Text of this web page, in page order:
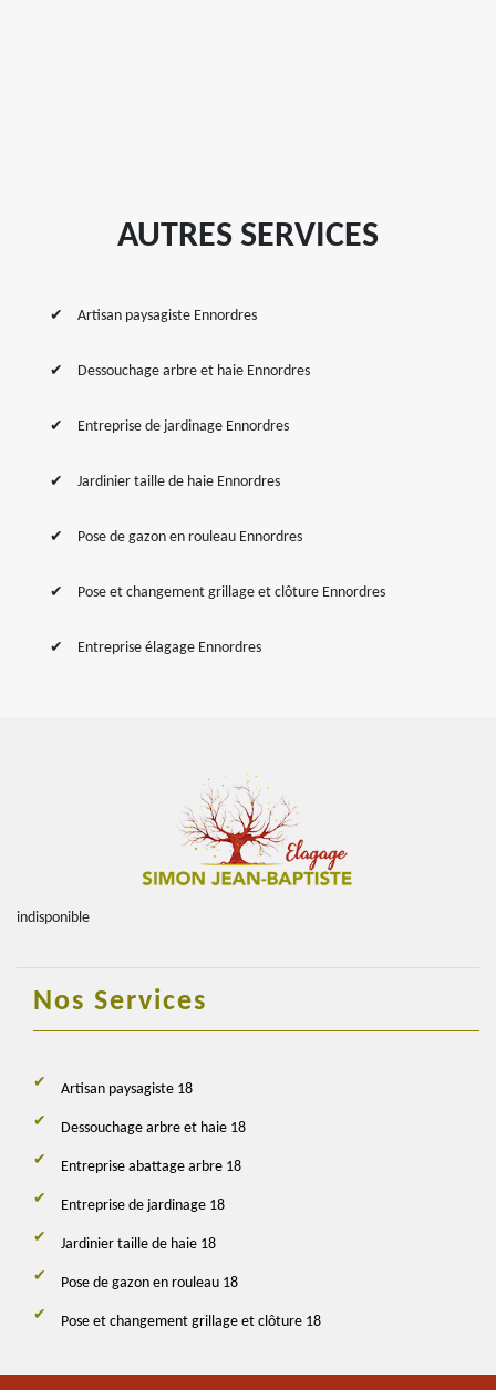
AUTRES SERVICES
Artisan paysagiste Ennordres
Dessouchage arbre et haie Ennordres
Entreprise de jardinage Ennordres
Jardinier taille de haie Ennordres
Pose de gazon en rouleau Ennordres
Pose et changement grillage et clôture Ennordres
Entreprise élagage Ennordres
indisponible
Nos Services
Artisan paysagiste 18
Dessouchage arbre et haie 18
Entreprise abattage arbre 18
Entreprise de jardinage 18
Jardinier taille de haie 18
Pose de gazon en rouleau 18
Pose et changement grillage et clôture 18